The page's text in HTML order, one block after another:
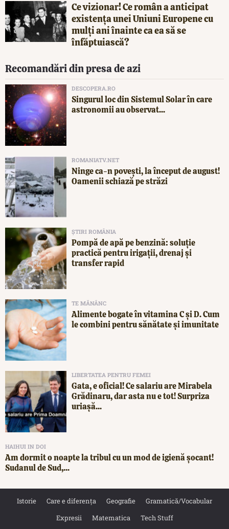
Ce vizionar! Ce român a anticipat
existența unei Uniuni Europene cu
mulți ani înainte ca ea să se
înfăptuiască?
Recomandări din presa de azi
DESCOPERA.RO
Singurul loc din Sistemul Solar în care
astronomii au observat...
ROMANIATV.NET
Ninge ca-n povești, la început de august!
Oamenii schiază pe străzi
ȘTIRI ROMÂNIA
Pompă de apă pe benzină: soluție
practică pentru irigații, drenaj și
transfer rapid
TE MĂNÂNC
Alimente bogate în vitamina C și D. Cum
le combini pentru sănătate și imunitate
LIBERTATEA PENTRU FEMEI
Gata, e oficial! Ce salariu are Mirabela
Grădinaru, dar asta nu e tot! Surpriza
uriașă...
HAIHUI IN DOI
Am dormit o noapte la tribul cu un mod de igienă șocant!
Sudanul de Sud,...
Istorie Care e diferența Geografie
Gramatică/Vocabular
Expresii
Matematica Tech Stuff